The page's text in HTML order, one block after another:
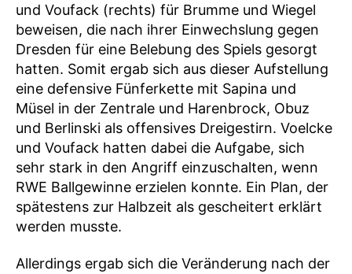
und Voufack (rechts) für Brumme und Wiegel
beweisen, die nach ihrer Einwechslung gegen
Dresden für eine Belebung des Spiels gesorgt
hatten. Somit ergab sich aus dieser Aufstellung
eine defensive Fünferkette mit Sapina und
Müsel in der Zentrale und Harenbrock, Obuz
und Berlinski als offensives Dreigestirn. Voelcke
und Voufack hatten dabei die Aufgabe, sich
sehr stark in den Angriff einzuschalten, wenn
RWE Ballgewinne erzielen konnte. Ein Plan, der
spätestens zur Halbzeit als gescheitert erklärt
werden musste.
Allerdings ergab sich die Veränderung nach der